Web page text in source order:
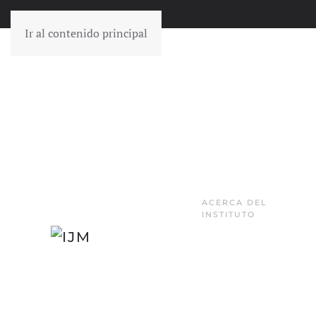
Ir al contenido principal
ACERCA DEL
INSTITUTO